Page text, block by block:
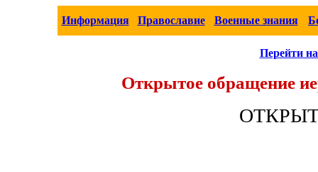
Информация Православие Военные знания
Перейти
Открытое обращение